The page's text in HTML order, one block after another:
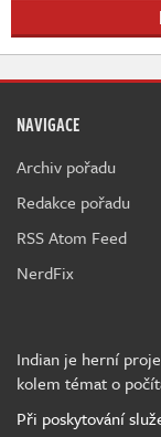
NAVIGACE
Archiv pořadu
Redakce pořadu
RSS Atom Feed
NerdFix
Indian je herní
kolem témat o
Při poskytování